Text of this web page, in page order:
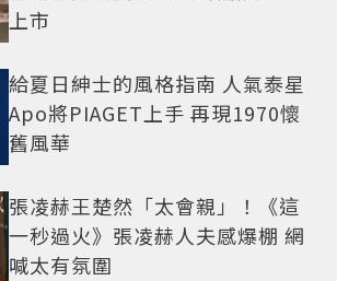
上市
給夏日紳士的風格指南 人氣泰星
Apo將PIAGET上手 再現1970懷
舊風華
張凌赫王楚然「太會親」！《這
一秒過火》張凌赫人夫感爆棚 網
喊太有氛圍